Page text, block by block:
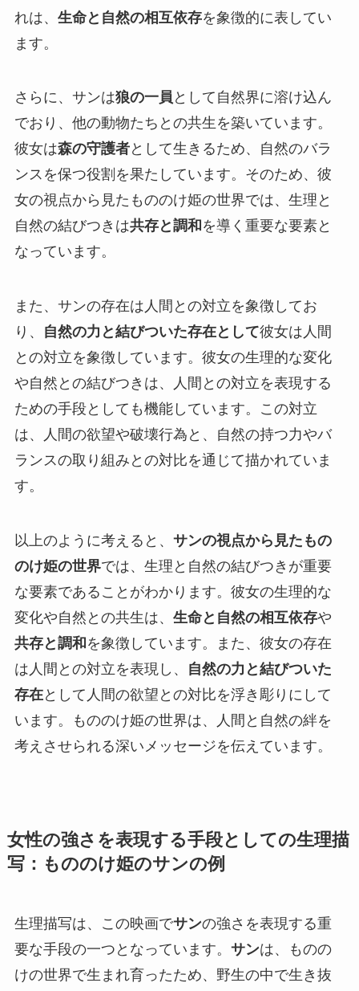
れは、 生命と自然の相互依存を象徴的に表してい
ます。
さらに、サンは狼の一員 として自然界に溶け込ん
でおり、他の動物たちとの共生を築いています。
彼女は森の守護者として生きるため、自然のバラ
ンスを保つ役割を果たしています。そのため、彼
女の視点から見たもののけ姫の世界では、生理と
自然の結びつきは共存と調和 を導く重要な要素と
なっています。
また、サンの存在は人間との対立を象徴してお
り、
自然の力と結びついた存在として彼女は人間
との対立を象徴しています。彼女の生理的な変化
や自然との結びつきは、人間との対立を表現する
ための手段としても機能しています。この対立
は、人間の欲望や破壊行為と、自然の持つ力やバ
ランスの取り組みとの対比を通じて描かれていま
す。
以上のように考えると、 サンの視点から見たもの
のけ姫の世界では、生理と自然の結びつきが重要
な要素であることがわかります。彼女の生理的な
変化や自然との共生は、 生命と自然の相互依存や
共存と調和 を象徴しています。また、彼女の存在
は人間との対立を表現し、
自然の力と結びついた
存在として人間の欲望との対比を浮き彫りにして
います。もののけ姫の世界は、人間と自然の絆を
考えさせられる深いメッセージを伝えています。
女性の強さを表現する手段としての生理描
写：もののけ姫のサンの例
生理描写は、この映画でサンの強さを表現する重
要な手段の一つとなっています。 サンは、ものの
けの世界で生まれ育ったため、野生の中で生き抜